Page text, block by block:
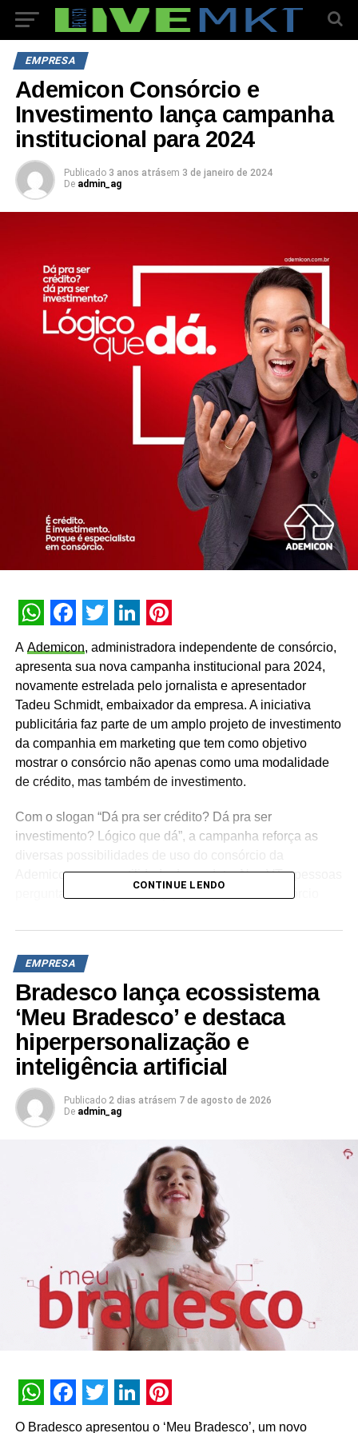
EMPRESA
Ademicon Consórcio e
Investimento lança campanha
institucional para 2024
Publicado 3 anos atrásem 3 de janeiro de 2024
De admin_ag
WhatsApp
Facebook
Twitter
LinkedIn
Pinterest
A Ademicon, administradora independente de consórcio,
apresenta sua nova campanha institucional para 2024,
novamente estrelada pelo jornalista e apresentador
Tadeu Schmidt, embaixador da empresa. A iniciativa
publicitária faz parte de um amplo projeto de investimento
da companhia em marketing que tem como objetivo
mostrar o consórcio não apenas como uma modalidade
de crédito, mas também de investimento.
Com o slogan “Dá pra ser crédito? Dá pra ser
investimento? Lógico que dá”, a campanha reforça as
Ademicon e a versatilidade do produto. Nos VTs, pessoas
perguntam ao Tadeu se é possível utilizar o consórcio
em diferentes segmentos, como o de imóveis, serviços e
“A nova campanha celebra o momento atual da Ademicon
com a conquista de R$ 18 bilhões em créditos
comercializados no ano e faz parte da nossa estratégia
de marketing para 2024. Mais do que nunca, queremos
mostrar ao brasileiro que o consórcio é para todos e para
atender a diferentes necessidades e objetivos de vida. E
isto se torna totalmente possível por meio do atendimento
consultivo de uma especialista em consórcio há 32 anos”,
explica Tatiana Schuchovsky Reichmann, CEO da
“Tadeu Schmidt já mostrou, com o seu carisma e
profissionalismo, que tem total sintonia com a nossa
marca. Pela sua proximidade com o público, consegue
explicar de forma simples como funciona o consórcio,
além de posicionar a companhia como especialista no
assunto. Mais uma vez, investimos em uma campanha
com alcance nacional e ações de forte impacto tanto no
ambiente online quanto offline”, complementa o diretor de
Marketing da Ademicon, Henrique Hegenberg.
Lançada no último dia 17, a campanha, desenvolvida
pela agência GPAC, conta com filmes de TV, conteúdo
digital, materiais de OOH e spots para rádio, além de
CONTINUE LENDO
EMPRESA
Bradesco lança ecossistema
‘Meu Bradesco’ e destaca
hiperpersonalização e
inteligência artificial
Publicado 2 dias atrásem 7 de agosto de 2026
De admin_ag
WhatsApp
Facebook
Twitter
LinkedIn
Pinterest
O Bradesco apresentou o ‘Meu Bradesco’, um novo